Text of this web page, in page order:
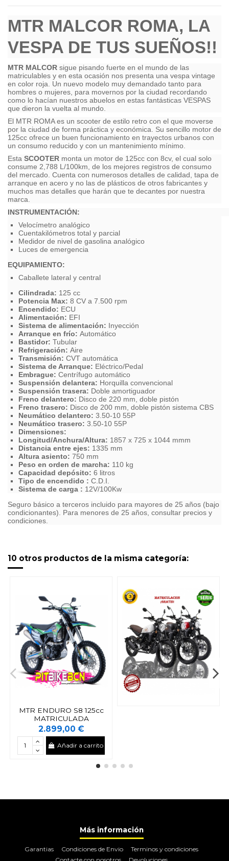
MTR MALCOR ROMA, LA
VESPA DE TUS SUEÑOS!!
MTR MALCOR sigue pisando fuerte en el mundo de las
matriculables y en esta ocasión nos presenta una vespa vintage
en color roja. Un nuevo modelo muy demandado tanto para
hombres o mujeres, para movernos por la ciudad recordando
como lo hacían nuestros abuelos en estas fantásticas VESPAS
que dieron la vuelta al mundo.
El MTR ROMA es un scooter de estilo retro con el que moverse
por la ciudad de forma práctica y económica. Su sencillo motor de
125cc ofrece un buen funcionamiento en trayectos urbanos con
un consumo reducido y con un mantenimiento mínimo.
Esta SCOOTER monta un motor de 125cc con 8cv, el cual solo
consume 2,788 L/100km, de los mejores registros de consumo
del mercado. Cuenta con numerosos detalles de calidad, tapa de
arranque en acero y no las de plásticos de otros fabricantes y
muchos mas detalles que harán que te decantes por nuestra
marca.
INSTRUMENTACIÓN:
Velocímetro analógico
Cuentakilómetros total y parcial
Medidor de nivel de gasolina analógico
Luces de emergencia
EQUIPAMIENTO:
Caballete lateral y central
Cilindrada: 125 cc
Potencia Max: 8 CV a 7.500 rpm
Encendido: ECU
Alimentación: EFI
Sistema de alimentación: Inyección
Arranque en frío: Automático
Bastidor: Tubular
Refrigeración: Aire
Transmisión: CVT automática
Sistema de Arranque: Eléctrico/Pedal
Embrague: Centrífugo automático
Suspensión delantera: Horquilla convencional
Suspensión trasera: Doble amortiguador
Freno delantero: Disco de 220 mm, doble pistón
Freno trasero: Disco de 200 mm, doble pistón sistema CBS
Neumático delantero: 3.50-10 55P
Neumático trasero: 3.50-10 55P
Dimensiones:
Longitud/Anchura/Altura: 1857 x 725 x 1044 mmm
Distancia entre ejes: 1335 mm
Altura asiento: 750 mm
Peso en orden de marcha: 110 kg
Capacidad depósito: 6 litros
Tipo de encendido : C.D.I.
Sistema de carga : 12V/100Kw
Seguro básico a terceros incluido para mayores de 25 años (bajo
condicionantes). Para menores de 25 años, consultar precios y
condiciones.
10 otros productos de la misma categoría:
MTR ENDURO S8 125cc
MATRICULADA
2.899,00 €
Añadir a carrito
Más información
Garantias Condiciones de Envio
Terminos y condiciones